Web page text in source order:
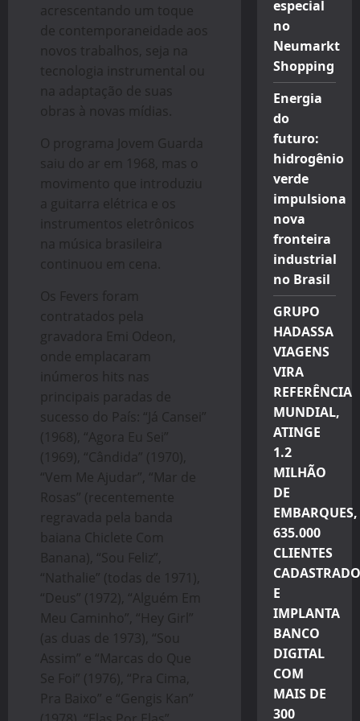
acrescentando um toque
de contemporaneidade aos
novos trabalhos, seja na
tecnologia instrumental ou
na adaptação de suas
obras à novas mídias.
O programa Jovem Guarda
saiu do ar em 1968, mas o
movimento que introduziu
a guitarra elétrica e os
instrumentos eletrônicos
na música brasileira
continuou em cena.
Os Fevers foram
contratados pela
gravadora Emi Odeon,
onde emplacaram
inúmeros hits nas
principais paradas de
sucesso do País: “Já Cansei”
(1968), “Agora Eu Sei”
(1969), “Cândida” (1970),
“Vem Me Ajudar”, “Mar de
Rosas” (recentemente
regravada pela banda
baiana Chiclete Com
Banana), “Sou Feliz”,
“Nathalie” (todas de 1971),
“Deus” (1972), “Alguém Em
Meu Caminho”, “Hey Girl”
(as duas de 1973), “Sou
Assim” e “Marcas do Que
Se Foi” (1976), “Pra Cima,
Pra Baixo” e “Gengis Kan”
especial
no
Neumarkt
Shopping
Energia
do
futuro:
hidrogênio
verde
impulsiona
nova
fronteira
industrial
no Brasil
GRUPO
HADASSA
VIAGENS
VIRA
REFERÊNCIA
MUNDIAL,
ATINGE
1.2
MILHÃO
DE
EMBARQUES,
635.000
CLIENTES
E
IMPLANTA
BANCO
DIGITAL
COM
MAIS DE
300